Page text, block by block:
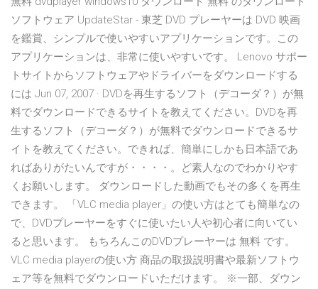
ソフトウェア UpdateStar - 東芝 DVD プレーヤーは DVD 映画
を鑑賞、シンプルで使いやすいアプリケーションです。この
アプリケーションは、非常に使いやすいです。 Lenovo サポー
トサイトからソフトウェアやドライバーをダウンロードする
には Jun 07, 2007 · DVDを再生するソフト（デコーダ？）が無
料でダウンロードできるサイトを教えてください。DVDを再
生するソフト（デコーダ？）が無料でダウンロードできるサ
イトを教えてください。できれば、簡単にしかも日本語であ
ればありがたいんですが・・・・。ど素人なのでわかりやす
くお願いします。 ダウンロードした動画でもその多くを再生
できます。 「VLC media player」の使い方はとても簡単なの
で、DVDプレーヤーをすぐに使いたい人や初心者に向いてい
ると思います。 もちろんこのDVDプレーヤーは 無料 です。
VLC media playerの使い方 商品の取扱説明書や最新ソフトウ
ェア等を無料でダウンロードいただけます。 ※一部、ダウン